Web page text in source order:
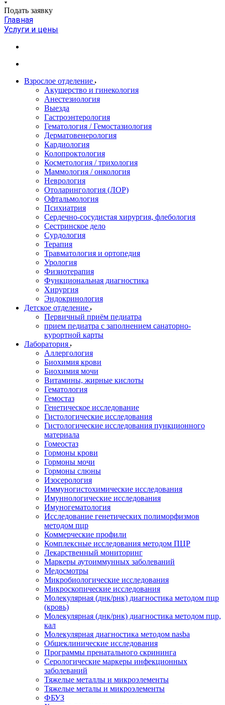
Подать заявку
Главная
Услуги и цены
Взрослое отделение
Акушерство и гинекология
Анестезиология
Выезда
Гастроэнтерология
Гематология / Гемостазиология
Дерматовенерология
Кардиология
Колопроктология
Косметология / трихология
Маммология / онкология
Неврология
Отоларингология (ЛОР)
Офтальмология
Психиатрия
Сердечно-сосудистая хирургия, флебология
Сестринское дело
Сурдология
Терапия
Травматология и ортопедия
Урология
Физиотерапия
Функциональная диагностика
Хирургия
Эндокринология
Детское отделение
Первичный приём педиатра
прием педиатра с заполнением санаторно-
курортной карты
Лаборатория
Аллергология
Биохимия крови
Биохимия мочи
Витамины, жирные кислоты
Гематология
Гемостаз
Генетическое исследование
Гистологические исследования
Гистологические исследования пункционного
материала
Гомеостаз
Гормоны крови
Гормоны мочи
Гормоны слюны
Изосерология
Иммуногистохимические исследования
Имуннологические исследования
Имуногематология
Исследование генетических полиморфизмов
методом пцр
Коммерческие профили
Комплексные исследования методом ПЦР
Лекарственный мониторинг
Маркеры аутоиммунных заболеваний
Медосмотры
Микробиологические исследования
Микроскопические исследования
Молекулярная (днк/рнк) диагностика методом пцр
(кровь)
Молекулярная (днк/рнк) диагностика методом пцр,
кал
Молекулярная диагностика методом nasba
Общеклинические исследования
Программы пренатального скрининга
Серологические маркеры инфекционных
заболеваний
Тяжелые металлы и микроэлементы
Тяжелые металы и микроэлементы
ФБУЗ